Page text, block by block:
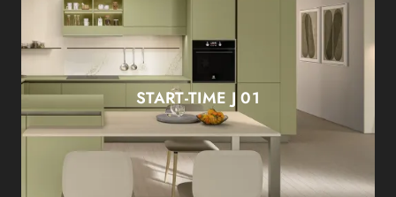
START-TIME J 01